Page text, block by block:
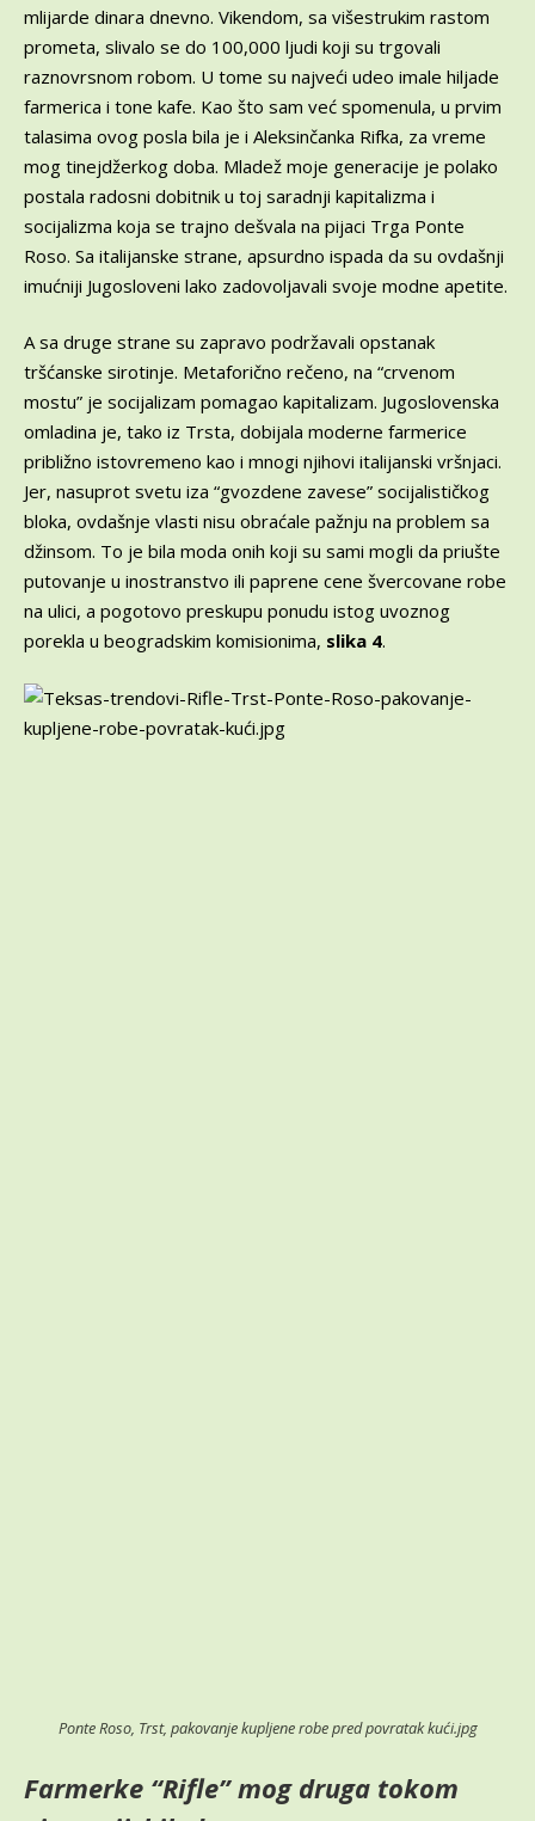
mlijarde dinara dnevno. Vikendom, sa višestrukim rastom
prometa, slivalo se do 100,000 ljudi koji su trgovali
raznovrsnom robom. U tome su najveći udeo imale hiljade
farmerica i tone kafe. Kao što sam već spomenula, u prvim
talasima ovog posla bila je i Aleksinčanka Rifka, za vreme
mog tinejdžerkog doba. Mladež moje generacije je polako
postala radosni dobitnik u toj saradnji kapitalizma i
socijalizma koja se trajno dešvala na pijaci Trga Ponte
Roso. Sa italijanske strane, apsurdno ispada da su ovdašnji
imućniji Jugosloveni lako zadovoljavali svoje modne apetite.
A sa druge strane su zapravo podržavali opstanak
tršćanske sirotinje. Metaforično rečeno, na “crvenom
mostu” je socijalizam pomagao kapitalizam. Jugoslovenska
omladina je, tako iz Trsta, dobijala moderne farmerice
približno istovremeno kao i mnogi njihovi italijanski vršnjaci.
Jer, nasuprot svetu iza “gvozdene zavese” socijalističkog
bloka, ovdašnje vlasti nisu obraćale pažnju na problem sa
džinsom. To je bila moda onih koji su sami mogli da priušte
putovanje u inostranstvo ili paprene cene švercovane robe
na ulici, a pogotovo preskupu ponudu istog uvoznog
porekla u beogradskim komisionima, slika 4.
Ponte Roso, Trst, pakovanje kupljene robe pred povratak kući.jpg
Farmerke “Rifle” mog druga tokom